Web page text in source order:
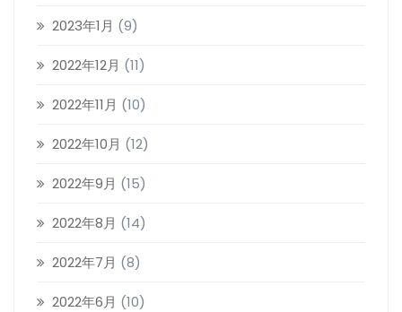
2023年1月 (9)
2022年12月 (11)
2022年11月 (10)
2022年10月 (12)
2022年9月 (15)
2022年8月 (14)
2022年7月 (8)
2022年6月 (10)